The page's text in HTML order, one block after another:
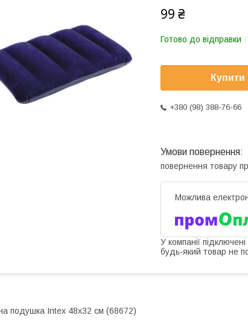
99 ₴
Готово до відправки
Купити
+380 (98) 388-76-66
повернення товару
У компанії
будь-який товар не
подушка Intex 48х32 см (68672)